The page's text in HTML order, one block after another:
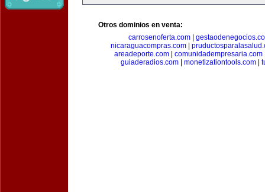
Otros dominios en venta:
carrosenoferta.com
nicaraguacompras.com
areadeporte.com| comunidadempresaria.com
guiaderadios.com| monetizationtools.com|